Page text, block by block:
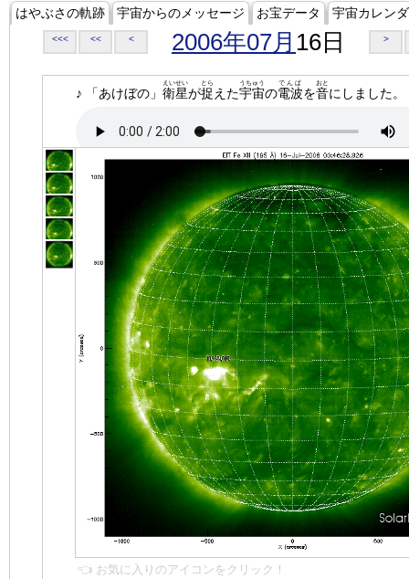
はやぶさの軌跡 宇宙からのメッセージ お宝データ 宇宙カレン
<<< << < 2006年07月 16日 >
♪ 「あけぼの」 衛星
えいせい
が捉
とら
えた宇宙
うちゅう
の電波
でんぱ
を音
おと
にしました。
👈 お気に入りのアイコンをクリック！